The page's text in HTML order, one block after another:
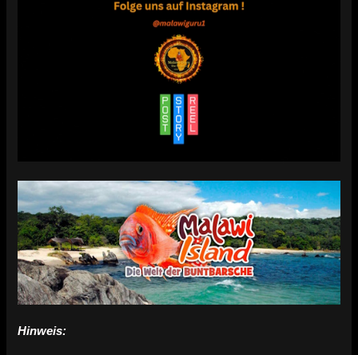
Hinweis: